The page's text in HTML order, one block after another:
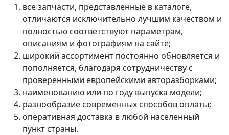
все запчасти, представленные в каталоге,
отличаются исключительно лучшим качеством и
полностью соответствуют параметрам,
описаниям и фотографиям на сайте;
широкий ассортимент постоянно обновляется и
пополняется, благодаря сотрудничеству с
проверенными европейскими авторазборками;
наименованию или по году выпуска модели;
разнообразие современных способов оплаты;
оперативная доставка в любой населенный
пункт страны.